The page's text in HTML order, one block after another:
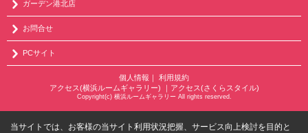
ガーデン港北店
お問合せ
PCサイト
個人情報
利用規約
アクセス(横浜ルームギャラリー)
アクセス(さくらスタイル)
Copyright(c) 横浜ルームギャラリー All rights reserved.
当サイトでは、お客様の当サイト利用状況把握、サービス向上検討を目的と